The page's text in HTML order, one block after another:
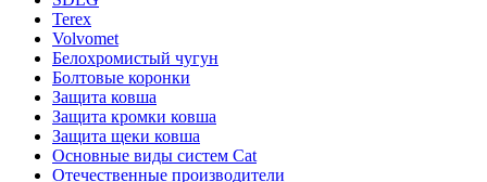
Terex
Volvomet
Белохромистый чугун
Болтовые коронки
Защита ковша
Защита кромки ковша
Защита щеки ковша
Основные виды систем Cat
Отечественные производители